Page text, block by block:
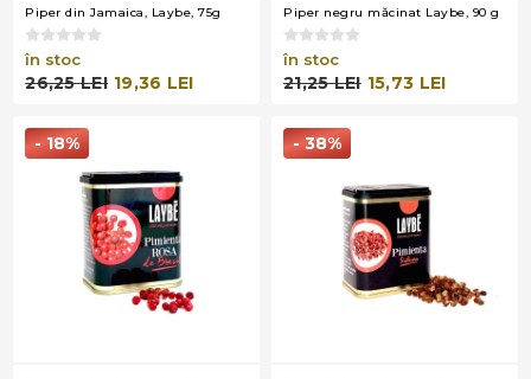
Piper din Jamaica, Laybe, 75g
în stoc
26,25 LEI 19,36 LEI
Piper negru măcinat Laybe, 90 g
în stoc
21,25 LEI 15,73 LEI
- 18% - 38%